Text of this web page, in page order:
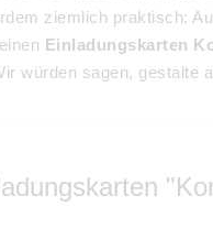
ziemlich praktisch:
Einladungskarten
würden sagen, gestalte